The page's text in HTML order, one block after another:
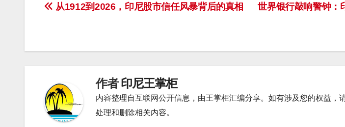
文
导
世界银行敲响警钟：
从1912到2026，印尼股市信任风暴背后的真相
作者印尼王掌柜
内容整理自互联网公开信息，由王掌柜汇编分享。如有涉及您的权益，
处理和删除相关内容。